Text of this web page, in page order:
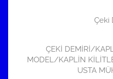
Çeki
ÇEKİ DEMİRİ/
MODEL/KAPLİN
USTA